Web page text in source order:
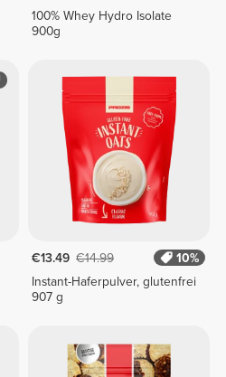
100% Whey Hydro Isolate
900g
€13.49 €14.99
10%
Instant-Haferpulver, glutenfrei
907 g